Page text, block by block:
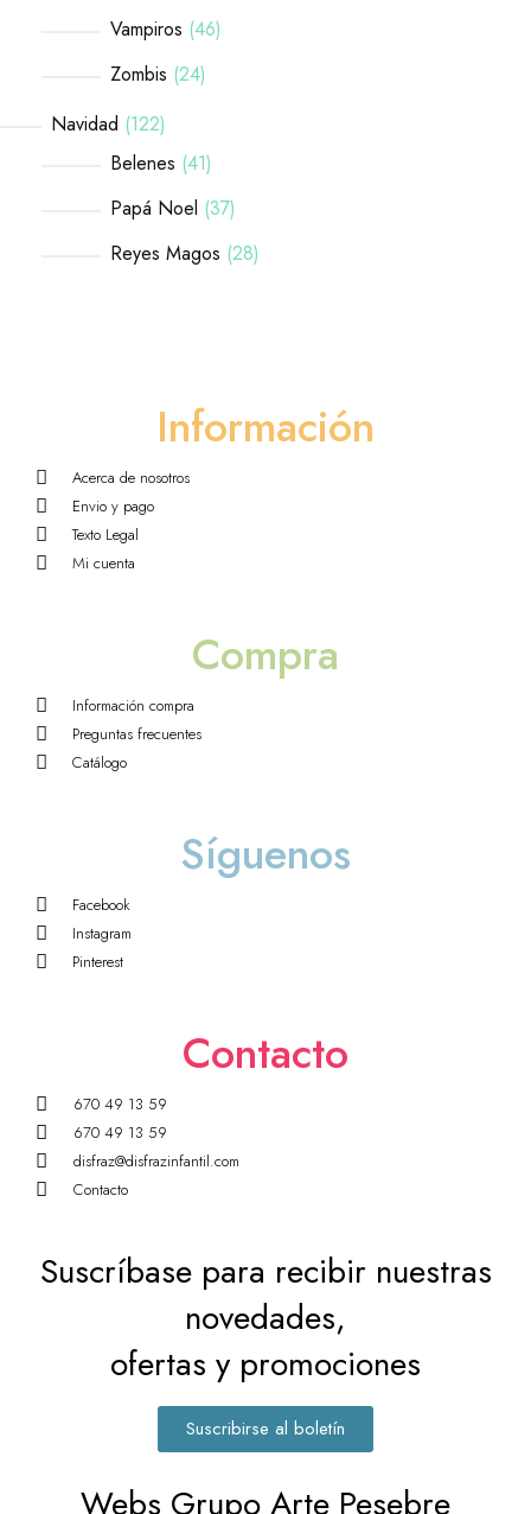
Vampiros 46
Zombis 24
Navidad 122
Belenes 41
Papá Noel 37
Reyes Magos 28
Información
Acerca de nosotros
Envio y pago
Texto Legal
Mi cuenta
Compra
Información compra
Preguntas frecuentes
Catálogo
Síguenos
Facebook
Instagram
Pinterest
Contacto
670 49 13 59
670 49 13 59
disfraz@disfrazinfantil.com
Contacto
Suscríbase para recibir nuestras
novedades,
ofertas y promociones
Suscribirse al boletín